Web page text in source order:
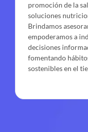
promoción de la
soluciones
Brindamos
empoderamos a
decisiones
fomentando
sostenibles en el